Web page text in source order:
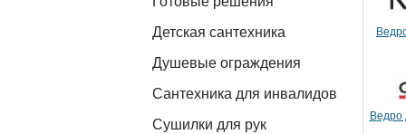
Детская сантехника
Душевые ограждения
Сантехника для инвалидов
Сушилки для рук
Ведро